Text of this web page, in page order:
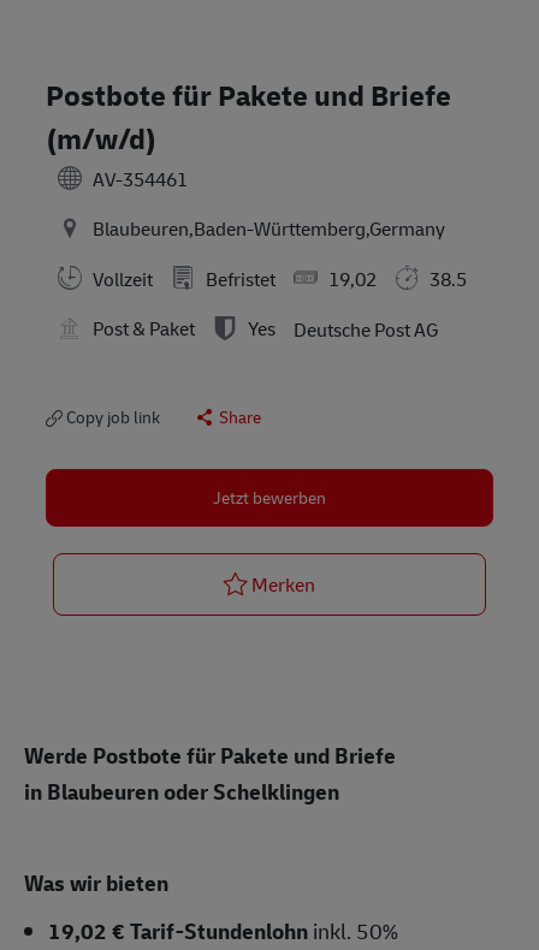
Postbote für Pakete und Briefe
(m/w/d)
AV-354461
Blaubeuren,Baden-Württemberg,Germany
Vollzeit
Befristet 19,02
38.5
Post & Paket
Yes Deutsche Post AG
Copy job link Share
Jetzt bewerben
Merken
Werde Postbote für Pakete und Briefe
inBlaubeurenoder Schelklingen
Was wir bieten
19,02 € Tarif-Stundenlohninkl. 50%